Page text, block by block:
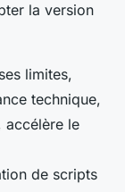
la version
limites,
technique,
accélère le
de scripts